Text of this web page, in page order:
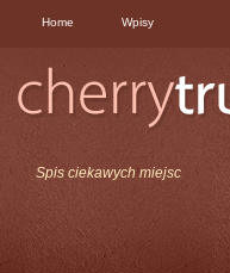
Home Wpisy
Spis ciekawych miejsc